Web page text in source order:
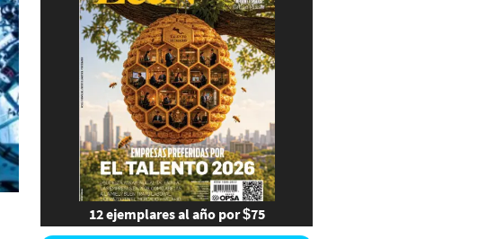
12 ejemplares al año por $75